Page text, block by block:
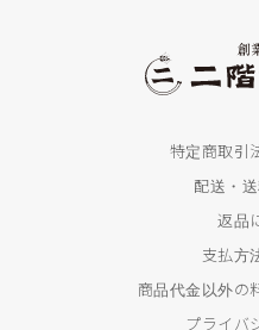
特定商取引
配送・
返品
支払方
商品代金以外の
プライバ